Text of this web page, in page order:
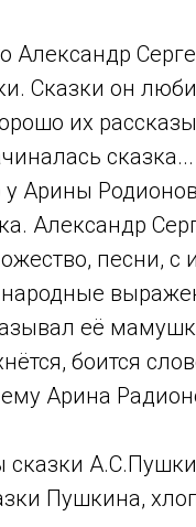
Александр
Сказки он
их
у Арины
Александр
песни, с
народные
её
боится
Арина
сказки
Пушкина,